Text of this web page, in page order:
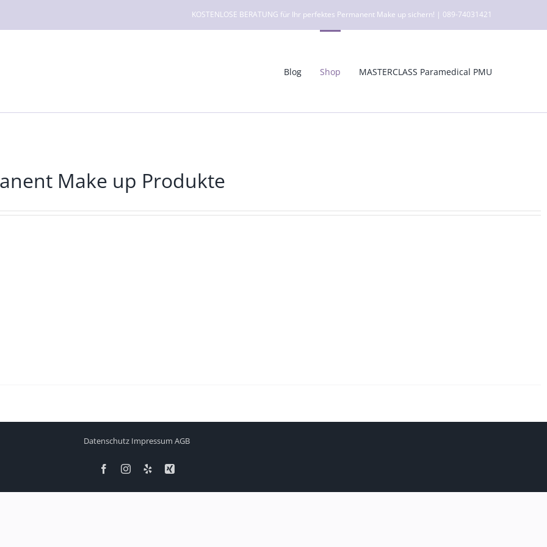
KOSTENLOSE BERATUNG für Ihr perfektes Permanent Make up sichern! | 089-74031421
Blog Shop MASTERCLASS Paramedical PMU
Make up Produkte
Datenschutz Impressum AGB
FacebookInstagram
Yelp Xing